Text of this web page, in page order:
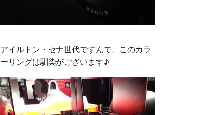
アイルトン・セナ世代ですんで、このカラ
ーリングは馴染がございます♪